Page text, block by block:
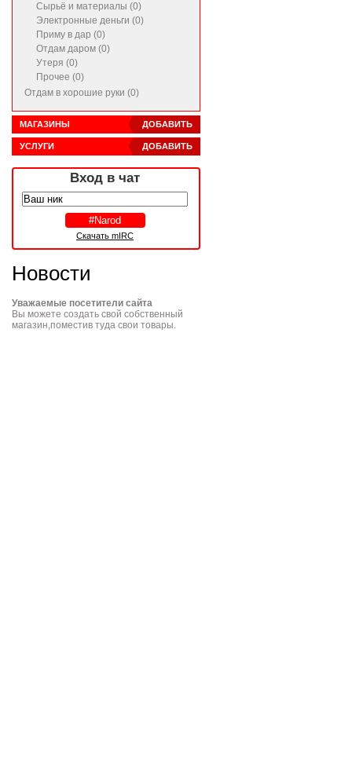
Сырьё и материалы (0)
Электронные деньги (0)
Приму в дар (0)
Отдам даром (0)
Утеря (0)
Прочее (0)
Отдам в хорошие руки (0)
ДОБАВИТЬ
МАГАЗИНЫ
ДОБАВИТЬ
УСЛУГИ
Вход в чат
Скачать mIRC
Новости
Уважаемые посетители сайта
Вы можете создать свой собственный
магазин,поместив туда свои товары.